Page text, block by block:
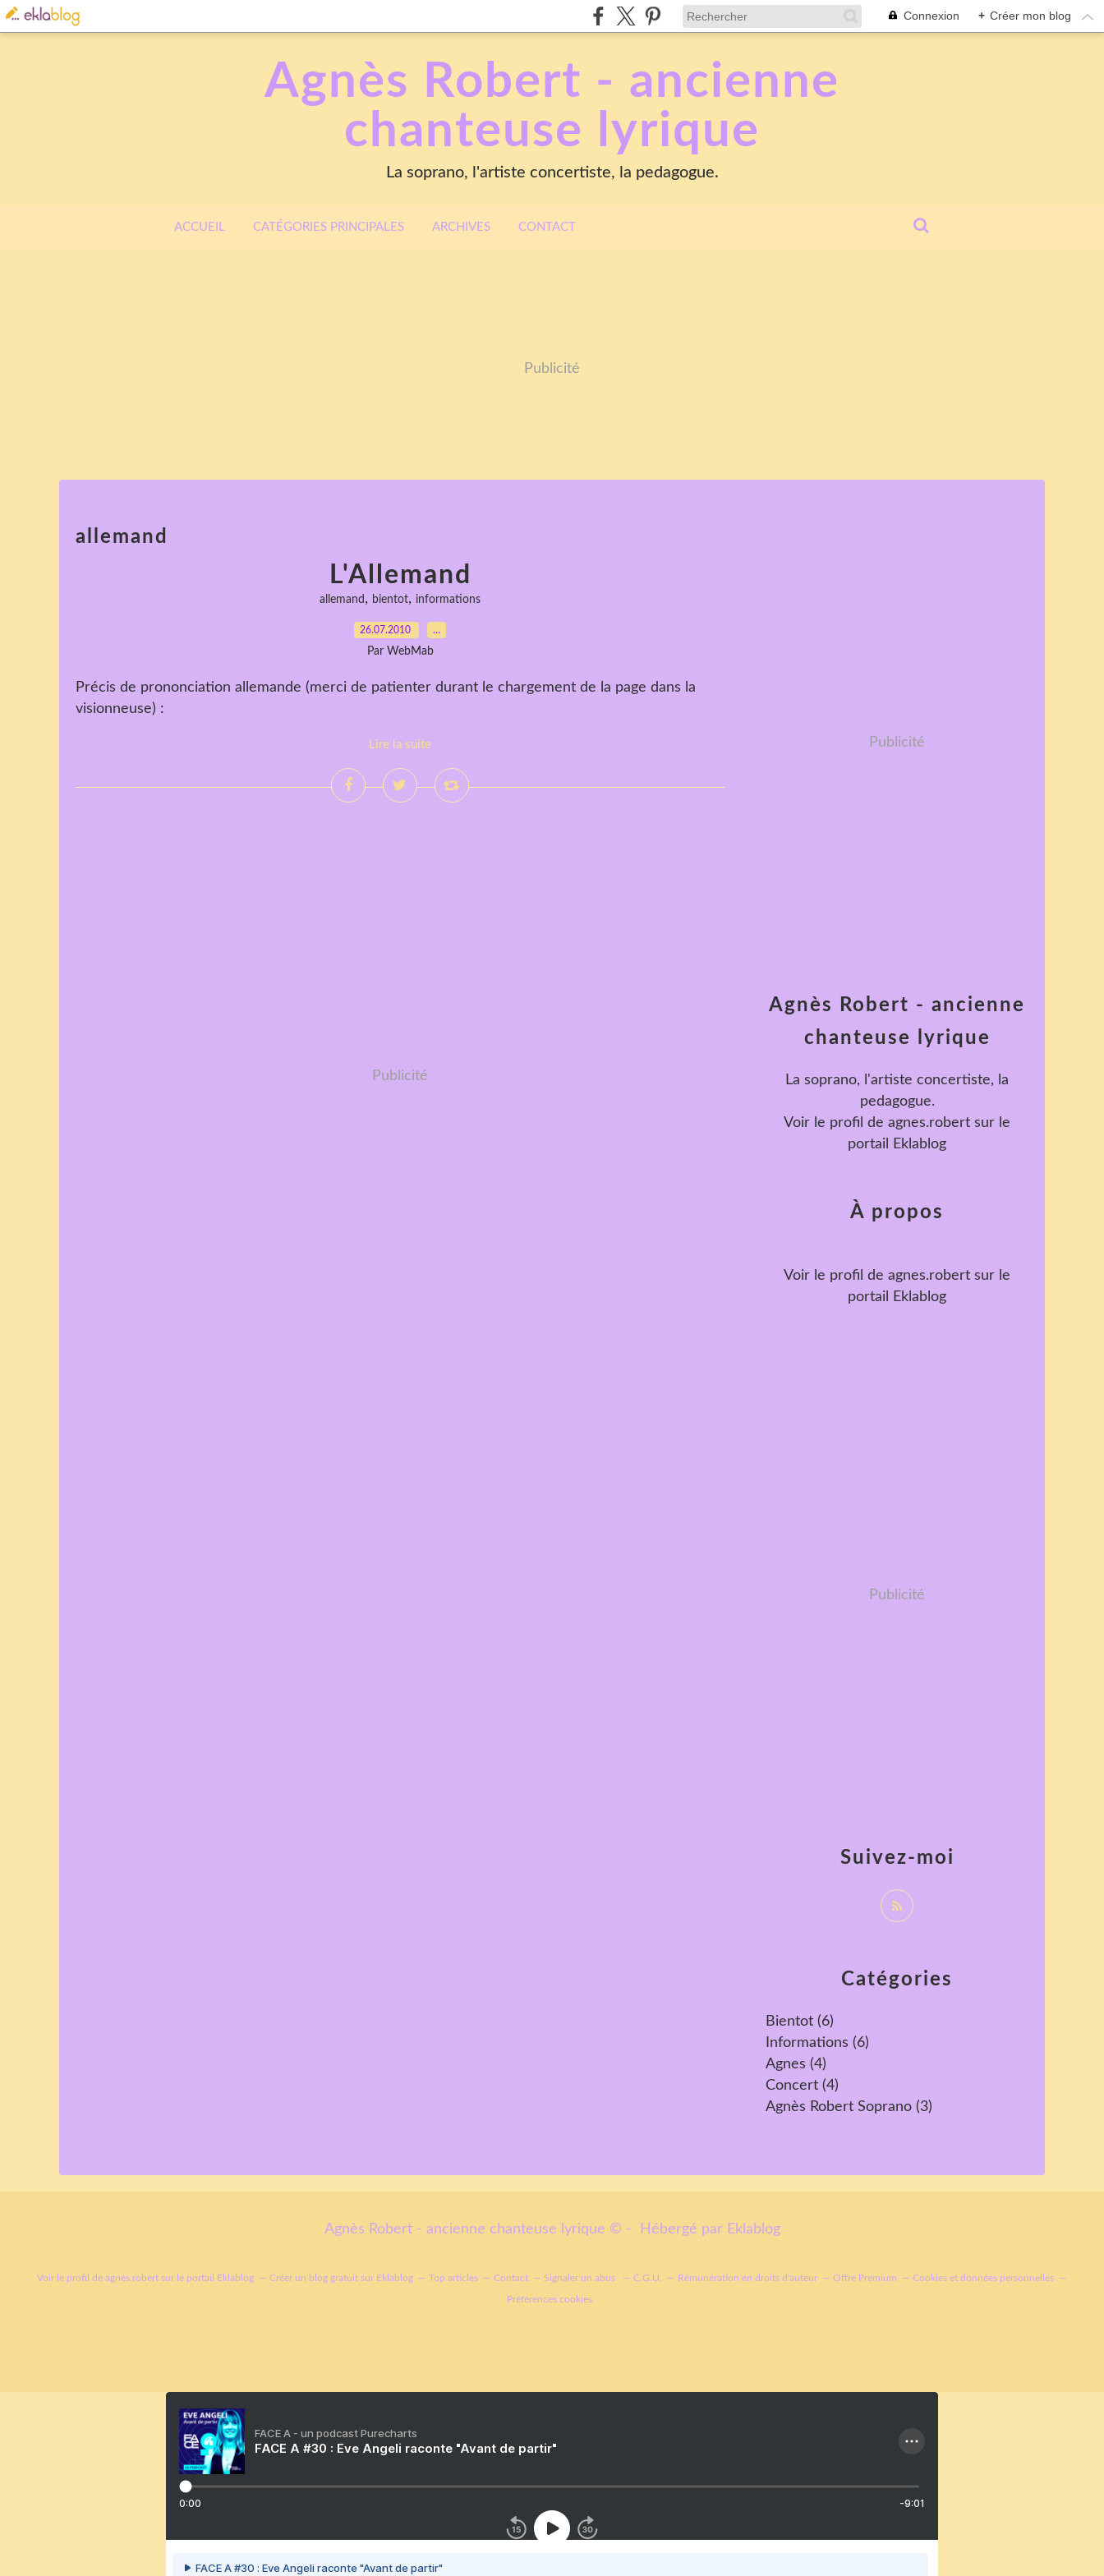
Connexion + Créer mon blog
Agnès Robert - ancienne
chanteuse lyrique
La soprano, l'artiste concertiste, la pedagogue.
ACCUEIL CATÉGORIES PRINCIPALES ARCHIVES CONTACT
Publicité
allemand
L'Allemand
allemand , bientot, informations
26.07.2010 …
Par WebMab
Précis de prononciation allemande (merci de patienter durant le chargement de la page dans la
visionneuse) :
Lire la suite
Publicité
Publicité
Catégories
Bientot (6)
Informations (6)
Agnes (4)
Concert (4)
Agnès Robert Soprano (3)
Agnès Robert - ancienne
chanteuse lyrique
La soprano, l'artiste concertiste, la
pedagogue.
Voir le profil de agnes.robert sur le
portail Eklablog
Suivez-moi
À propos
Voir le profil de agnes.robert sur le
portail Eklablog
Publicité
Agnès Robert - ancienne chanteuse lyrique © - Hébergé par Eklablog
Voir le profil de agnes.robert sur le portail Eklablog Créer un blog gratuit sur Eklablog Top articles Contact Signaler un abus C.G.U. Rémunération en droits d'auteur Offre Premium Cookies et données personnelles
Préférences cookies
FACE A - un podcast Purecharts
FACE A #30 : Eve Angeli raconte "Avant de partir"
0:00 -9:01
FACE A #30 : Eve Angeli raconte "Avant de partir"